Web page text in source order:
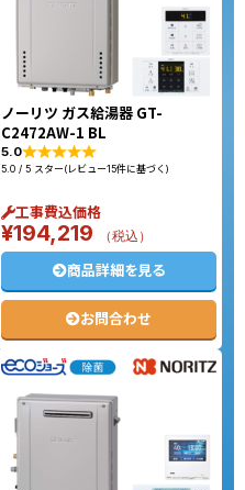
ノーリツ ガス給湯器 GT-
C2472AW-1 BL
5.0
5.0 / 5 スター(レビュー15件に基づく)
工事費込価格
¥194,219 （税込）
商品詳細を見る
お問合わせ